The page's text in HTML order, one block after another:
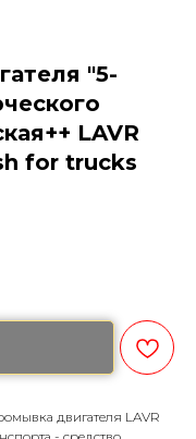
"5-
LAVR
for trucks
двигателя LAVR